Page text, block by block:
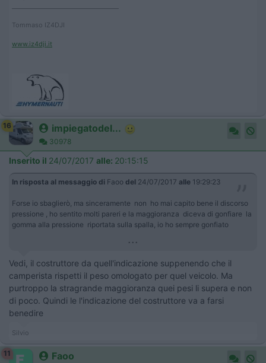
Tommaso IZ4DJI
www.iz4dji.it
16 impiegatodel...
30978
Inserito il 24/07/2017 alle: 20:15:15
In risposta al messaggio di Faoo del 24/07/2017 alle 19:29:23
Forse io sbaglierò, ma sinceramente non ho mai capito bene il discorso
pressione , ho sentito molti pareri e la maggioranza diceva di gonfiare la
gomma alla pressione riportata sulla spalla, io ho sempre gonfiato
...
Vedi, il costruttore da quell'indicazione suppenendo che il
camperista rispetti il peso omologato per quel veicolo. Ma
purtroppo la stragrande maggioranza quei pesi li supera e non
di poco. Quindi le l'indicazione del costruttore va a farsi
benedire
Silvio
11 Faoo